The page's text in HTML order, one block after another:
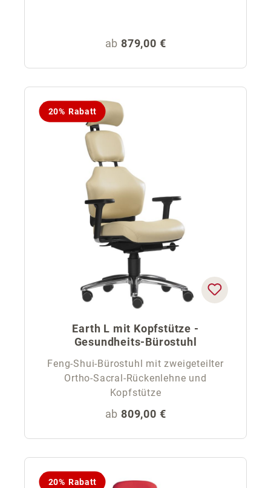
Regulärer Preis:
ab 879,00 €
20% Rabatt
Earth L mit Kopfstütze -
Gesundheits-Bürostuhl
Feng-Shui-Bürostuhl mit zweigeteilter
Ortho-Sacral-Rückenlehne und
Kopfstütze
Regulärer Preis:
ab 809,00 €
20% Rabatt